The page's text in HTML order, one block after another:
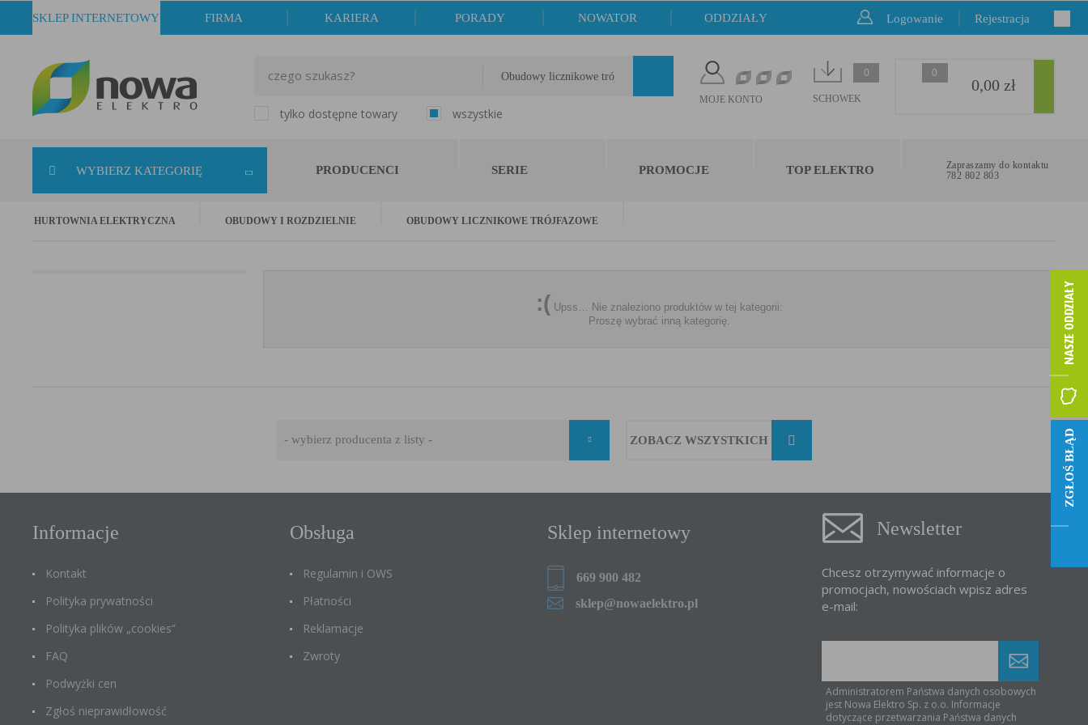
SKLEP INTERNETOWY FIRMA KARIERA PORADY NOWATOR ODDZIAŁY Logowanie Rejestracja
Obudowy licznikowe trójfazowe
tylko dostępne towary wszystkie
MOJE KONTO SCHOWEK
0 0
0,00 zł
WYBIERZ KATEGORIĘ PRODUCENCI SERIE PROMOCJE TOP ELEKTRO
Zapraszamy do kontaktu
782 802 803
HURTOWNIA ELEKTRYCZNA OBUDOWY I ROZDZIELNIE OBUDOWY LICZNIKOWE TRÓJFAZOWE
:( Upss… Nie znaleziono produktów w tej kategorii:
Proszę wybrać inną kategorię.
ZOBACZ WSZYSTKICH
Informacje
Kontakt
Polityka prywatności
Polityka plików „cookies”
FAQ
Podwyżki cen
Zgłoś nieprawidłowość
Obsługa
Regulamin i OWS
Płatności
Reklamacje
Zwroty
Sklep internetowy
669 900 482
sklep@nowaelektro.pl
Newsletter
Chcesz otrzymywać informacje o
promocjach, nowościach wpisz adres
e-mail:
Administratorem Państwa danych osobowych
jest Nowa Elektro Sp. z o.o. Informacje
dotyczące przetwarzania Państwa danych
ZGŁOŚ BŁĄD